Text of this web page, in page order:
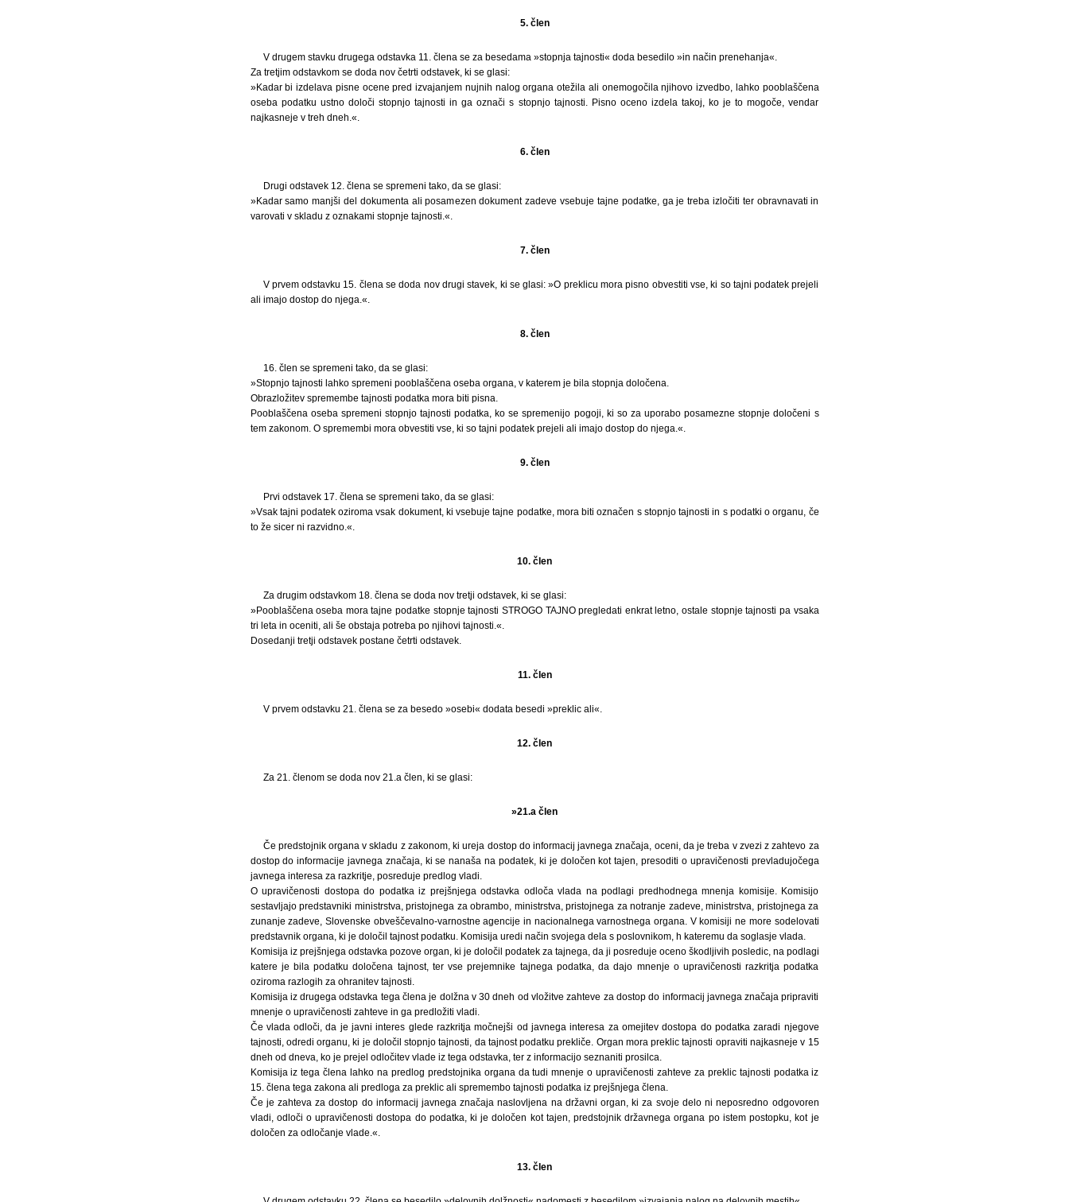
5. člen
V drugem stavku drugega odstavka 11. člena se za besedama »stopnja tajnosti« doda besedilo »in način prenehanja«.
Za tretjim odstavkom se doda nov četrti odstavek, ki se glasi:
»Kadar bi izdelava pisne ocene pred izvajanjem nujnih nalog organa otežila ali onemogočila njihovo izvedbo, lahko pooblaščena
oseba podatku ustno določi stopnjo tajnosti in ga označi s stopnjo tajnosti. Pisno oceno izdela takoj, ko je to mogoče, vendar
najkasneje v treh dneh.«.
6. člen
Drugi odstavek 12. člena se spremeni tako, da se glasi:
»Kadar samo manjši del dokumenta ali posamezen dokument zadeve vsebuje tajne podatke, ga je treba izločiti ter obravnavati in
varovati v skladu z oznakami stopnje tajnosti.«.
7. člen
V prvem odstavku 15. člena se doda nov drugi stavek, ki se glasi: »O preklicu mora pisno obvestiti vse, ki so tajni podatek prejeli
ali imajo dostop do njega.«.
8. člen
16. člen se spremeni tako, da se glasi:
»Stopnjo tajnosti lahko spremeni pooblaščena oseba organa, v katerem je bila stopnja določena.
Obrazložitev spremembe tajnosti podatka mora biti pisna.
Pooblaščena oseba spremeni stopnjo tajnosti podatka, ko se spremenijo pogoji, ki so za uporabo posamezne stopnje določeni s
tem zakonom. O spremembi mora obvestiti vse, ki so tajni podatek prejeli ali imajo dostop do njega.«.
9. člen
Prvi odstavek 17. člena se spremeni tako, da se glasi:
»Vsak tajni podatek oziroma vsak dokument, ki vsebuje tajne podatke, mora biti označen s stopnjo tajnosti in s podatki o organu, če
to že sicer ni razvidno.«.
10. člen
Za drugim odstavkom 18. člena se doda nov tretji odstavek, ki se glasi:
»Pooblaščena oseba mora tajne podatke stopnje tajnosti STROGO TAJNO pregledati enkrat letno, ostale stopnje tajnosti pa vsaka
tri leta in oceniti, ali še obstaja potreba po njihovi tajnosti.«.
Dosedanji tretji odstavek postane četrti odstavek.
11. člen
V prvem odstavku 21. člena se za besedo »osebi« dodata besedi »preklic ali«.
12. člen
Za 21. členom se doda nov 21.a člen, ki se glasi:
»21.a člen
Če predstojnik organa v skladu z zakonom, ki ureja dostop do informacij javnega značaja, oceni, da je treba v zvezi z zahtevo za
dostop do informacije javnega značaja, ki se nanaša na podatek, ki je določen kot tajen, presoditi o upravičenosti prevladujočega
javnega interesa za razkritje, posreduje predlog vladi.
O upravičenosti dostopa do podatka iz prejšnjega odstavka odloča vlada na podlagi predhodnega mnenja komisije. Komisijo
sestavljajo predstavniki ministrstva, pristojnega za obrambo, ministrstva, pristojnega za notranje zadeve, ministrstva, pristojnega za
zunanje zadeve, Slovenske obveščevalno-varnostne agencije in nacionalnega varnostnega organa. V komisiji ne more sodelovati
predstavnik organa, ki je določil tajnost podatku. Komisija uredi način svojega dela s poslovnikom, h kateremu da soglasje vlada.
Komisija iz prejšnjega odstavka pozove organ, ki je določil podatek za tajnega, da ji posreduje oceno škodljivih posledic, na podlagi
katere je bila podatku določena tajnost, ter vse prejemnike tajnega podatka, da dajo mnenje o upravičenosti razkritja podatka
oziroma razlogih za ohranitev tajnosti.
Komisija iz drugega odstavka tega člena je dolžna v 30 dneh od vložitve zahteve za dostop do informacij javnega značaja pripraviti
mnenje o upravičenosti zahteve in ga predložiti vladi.
Če vlada odloči, da je javni interes glede razkritja močnejši od javnega interesa za omejitev dostopa do podatka zaradi njegove
tajnosti, odredi organu, ki je določil stopnjo tajnosti, da tajnost podatku prekliče. Organ mora preklic tajnosti opraviti najkasneje v 15
dneh od dneva, ko je prejel odločitev vlade iz tega odstavka, ter z informacijo seznaniti prosilca.
Komisija iz tega člena lahko na predlog predstojnika organa da tudi mnenje o upravičenosti zahteve za preklic tajnosti podatka iz
15. člena tega zakona ali predloga za preklic ali spremembo tajnosti podatka iz prejšnjega člena.
Če je zahteva za dostop do informacij javnega značaja naslovljena na državni organ, ki za svoje delo ni neposredno odgovoren
vladi, odloči o upravičenosti dostopa do podatka, ki je določen kot tajen, predstojnik državnega organa po istem postopku, kot je
določen za odločanje vlade.«.
13. člen